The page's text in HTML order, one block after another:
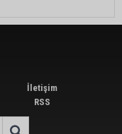
İletişim
RSS